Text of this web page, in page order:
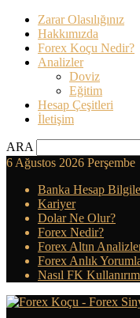
Zarar Olasılığınız
Hakkımızda
Forex Koçu Nedir?
Analizler
Doviz
Eğitim
Hesap Çeşitleri
İletişim
ARA
6 Ağustos 2026 Perşembe
Banka Hesap
Kariyer
Dolar Ne Olur?
Forex Nedir?
Forex Altın
Forex Anlık
Nasıl FK